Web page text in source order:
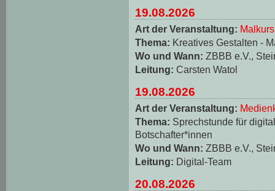
19.08.2026
Art der Veranstaltung: Malkurs
Thema: Kreatives Gestalten -
Wo und Wann: ZBBB e.V.,
Leitung: Carsten Watol
19.08.2026
Art der Veranstaltung:
Thema: Sprechstunde für
Botschafter*innen
Wo und Wann: ZBBB e.V.,
Leitung: Digital-Team
20.08.2026